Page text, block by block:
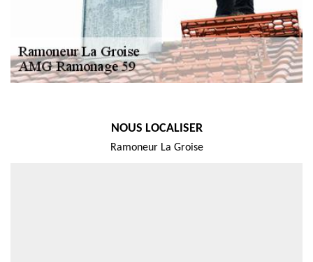
NOUS LOCALISER
Ramoneur La Groise